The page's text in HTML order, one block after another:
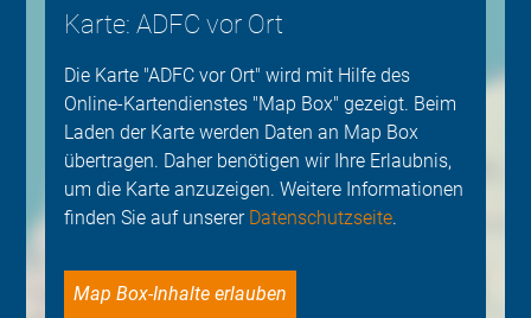
Karte: ADFC vor Ort
Die Karte "ADFC vor Ort" wird mit Hilfe des
Online-Kartendienstes "Map Box" gezeigt. Beim
Laden der Karte werden Daten an Map Box
übertragen. Daher benötigen wir Ihre Erlaubnis,
um die Karte anzuzeigen. Weitere Informationen
finden Sie auf unserer Datenschutzseite.
Map Box-Inhalte erlauben